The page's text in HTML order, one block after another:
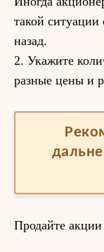
такой ситуации
назад.
2. Укажите
разные цены и
Продайте